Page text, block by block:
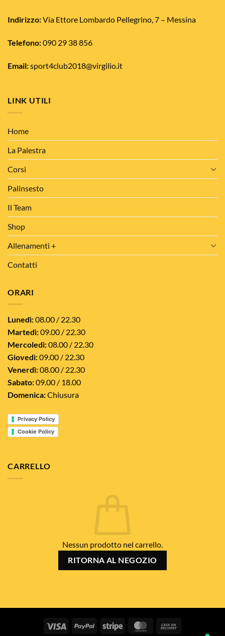
Indirizzo:Via Ettore Lombardo Pellegrino, 7 – Messina
Telefono:090 29 38 856
Email:sport4club2018@virgilio.it
LINK UTILI
Home
La Palestra
Corsi
Palinsesto
Il Team
Shop
Allenamenti +
Contatti
ORARI
Lunedì:08.00 / 22.30
Martedì:09.00 / 22.30
Mercoledì:08.00 / 22.30
Giovedì:09.00 / 22.30
Venerdì:08.00 / 22.30
Sabato:09.00 / 18.00
Domenica:Chiusura
Privacy Policy
Cookie Policy
CARRELLO
Nessun prodotto nel carrello.
RITORNA AL NEGOZIO